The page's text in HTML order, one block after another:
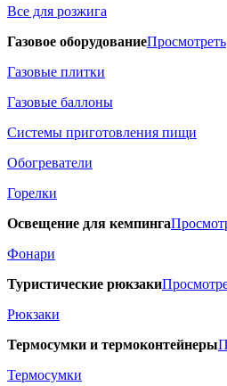
Все для розжига
Газовое оборудованиеПросмотреть
Газовые плитки
Газовые баллоны
Системы приготовления пищи
Обогреватели
Горелки
Освещение для кемпинга
Фонари
Туристические рюкзаки
Рюкзаки
Термосумки и термоконтейнеры
Термосумки